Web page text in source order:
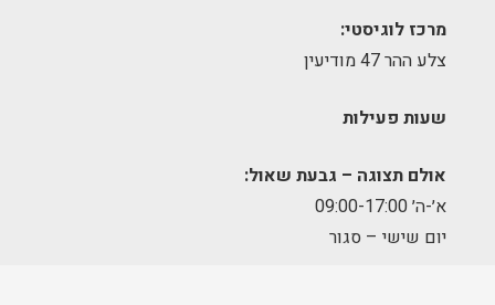
מרכז לוגיסטי:
צלע ההר 47 מודיעין
שעות פעילות
אולם תצוגה – גבעת שאול:
א׳-ה׳ 09:00-17:00
יום שישי – סגור